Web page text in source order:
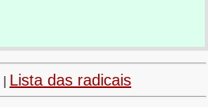
Lista das radicais